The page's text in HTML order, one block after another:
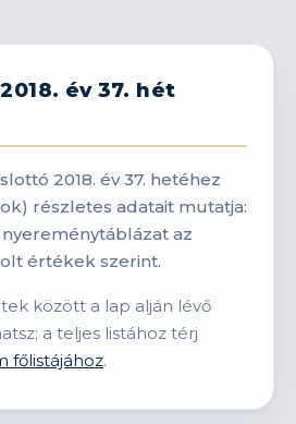
év 37. hét
2018. év 37. hetéhez
részletes adatait mutatja:
az
értékek szerint.
között a lap alján lévő
a teljes listához térj
főlistájához.